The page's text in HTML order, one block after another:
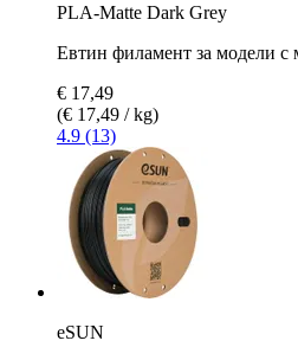
PLA-Matte Dark Grey
Евтин филамент за модели с
€ 17,49
(€ 17,49 / kg)
4.9 (13)
eSUN